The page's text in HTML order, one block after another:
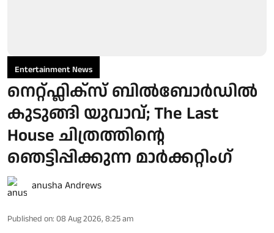
Entertainment News
നെറ്റ്ഫ്ലിക്സ് ബിൽബോർഡിൽ
കുടുങ്ങി യുവാവ്; The Last
House ചിത്രത്തിന്റെ
ഞെട്ടിപ്പിക്കുന്ന മാർക്കറ്റിം​ഗ്
anusha Andrews
Published on: 08 Aug 2026, 8:25 am